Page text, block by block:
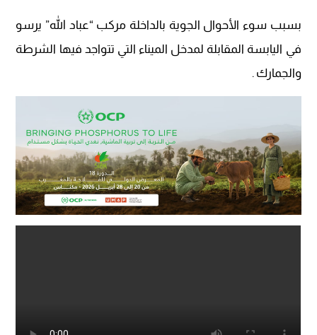
بسبب سوء الأحوال الجوية بالداخلة مركب “عباد الله” يرسو
في اليابسة المقابلة لمدخل الميناء التي تتواجد فيها الشرطة
والجمارك .